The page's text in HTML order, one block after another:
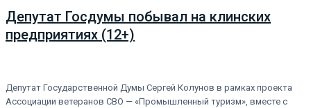
Депутат Госдумы побывал на клинских
предприятиях (12+)
Депутат Государственной Думы Сергей Колунов в рамках проекта
Ассоциации ветеранов СВО — «Промышленный туризм», вместе с